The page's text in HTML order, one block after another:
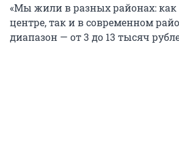
«Мы жили в разных районах: как
центре, так и в современном
диапазон — от 3 до 13 тысяч